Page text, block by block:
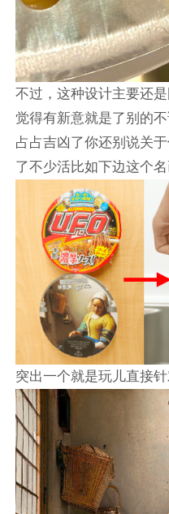
不过，这种设计主要还
觉得有新意就是了别的
占占吉凶了你还别说关
了不少活比如下边这个名
突出一个就是玩儿直接